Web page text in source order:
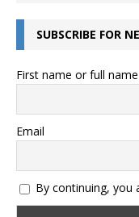
SUBSCRIBE FOR
First name or full name
Email
By continuing, you